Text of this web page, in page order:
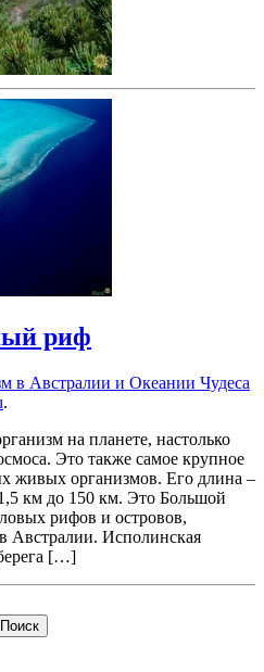
риф
в Австралии и Океании Чудеса
.
на планете, настолько
Это также самое крупное
живых организмов. Его длина –
км до 150 км. Это Большой
рифов и островов,
Австралии. Исполинская
[…]